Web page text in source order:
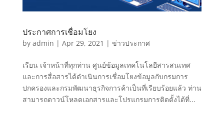
ประกาศการเชื่อมโยง
by admin | Apr 29, 2021 | ข่าวประกาศ
เรียน เจ้าหน้าที่ทุกท่าน ศูนย์ข้อมูลเทคโนโลยีสารสนเทศ
และการสื่อสารได้ดำเนินการเชื่อมโยงข้อมูลกับกรมการ
ปกครองและกรมพัฒนาธุรกิจการค้าเป็นที่เรียบร้อยแล้ว ท่าน
สามารถดาวน์โหลดเอกสารและโปรแกรมการติดตั้งได้ที่...